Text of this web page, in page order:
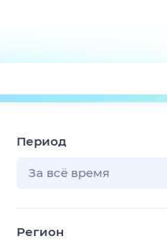
Поиск
ТВ-программа
Период
За всё время
Регион